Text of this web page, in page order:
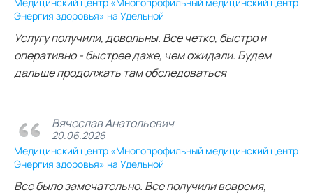
Энергия здоровья» на Удельной
Услугу получили, довольны. Все четко, быстро и
оперативно - быстрее даже, чем ожидали. Будем
дальше продолжать там обследоваться
Вячеслав Анатольевич
20.06.2026
Медицинский центр «Многопрофильный медицинский центр
Энергия здоровья» на Удельной
Все было замечательно. Все получили вовремя,